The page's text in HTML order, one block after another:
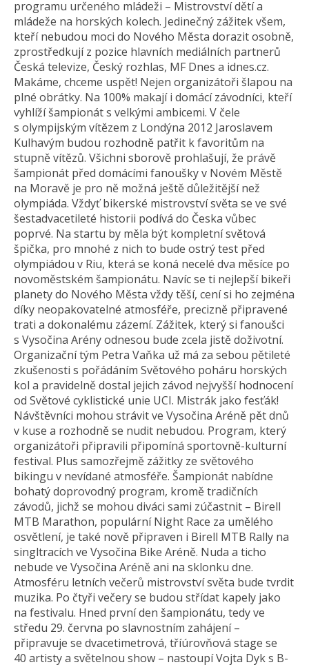
programu určeného mládeži – Mistrovství dětí a
mládeže na horských kolech. Jedinečný zážitek všem,
kteří nebudou moci do Nového Města dorazit osobně,
zprostředkují z pozice hlavních mediálních partnerů
Česká televize, Český rozhlas, MF Dnes a idnes.cz.
Makáme, chceme uspět! Nejen organizátoři šlapou na
plné obrátky. Na 100% makají i domácí závodníci, kteří
vyhlíží šampionát s velkými ambicemi. V čele
s olympijským vítězem z Londýna 2012 Jaroslavem
Kulhavým budou rozhodně patřit k favoritům na
stupně vítězů. Všichni sborově prohlašují, že právě
šampionát před domácími fanoušky v Novém Městě
na Moravě je pro ně možná ještě důležitější než
olympiáda. Vždyť bikerské mistrovství světa se ve své
šestadvacetileté historii podívá do Česka vůbec
poprvé. Na startu by měla být kompletní světová
špička, pro mnohé z nich to bude ostrý test před
olympiádou v Riu, která se koná necelé dva měsíce po
novoměstském šampionátu. Navíc se ti nejlepší bikeři
planety do Nového Města vždy těší, cení si ho zejména
díky neopakovatelné atmosféře, precizně připravené
trati a dokonalému zázemí. Zážitek, který si fanoušci
s Vysočina Arény odnesou bude zcela jistě doživotní.
Organizační tým Petra Vaňka už má za sebou pětileté
zkušenosti s pořádáním Světového poháru horských
kol a pravidelně dostal jejich závod nejvyšší hodnocení
od Světové cyklistické unie UCI. Mistrák jako fesťák!
Návštěvníci mohou strávit ve Vysočina Aréně pět dnů
v kuse a rozhodně se nudit nebudou. Program, který
organizátoři připravili připomíná sportovně-kulturní
festival. Plus samozřejmě zážitky ze světového
bikingu v nevídané atmosféře. Šampionát nabídne
bohatý doprovodný program, kromě tradičních
závodů, jichž se mohou diváci sami zúčastnit – Birell
MTB Marathon, populární Night Race za umělého
osvětlení, je také nově připraven i Birell MTB Rally na
singltracích ve Vysočina Bike Aréně. Nuda a ticho
nebude ve Vysočina Aréně ani na sklonku dne.
Atmosféru letních večerů mistrovství světa bude tvrdit
muzika. Po čtyři večery se budou střídat kapely jako
na festivalu. Hned první den šampionátu, tedy ve
středu 29. června po slavnostním zahájení –
připravuje se dvacetimetrová, tříúrovňová stage se
40 artisty a světelnou show – nastoupí Vojta Dyk s B-